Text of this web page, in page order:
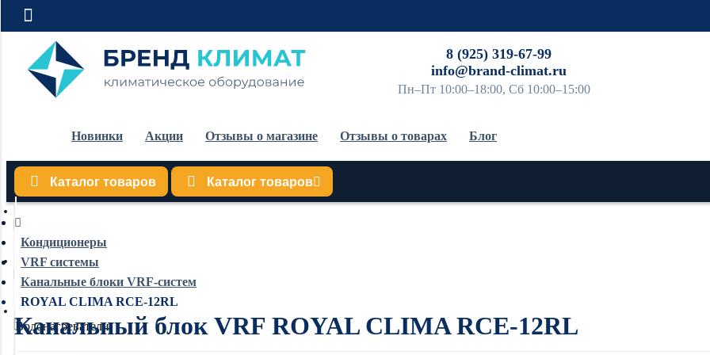
8 (925) 319-67-99
info@brand-climat.ru
Пн–Пт 10:00–18:00, Сб 10:00–15:00
Новинки Акции Отзывы о магазине Отзывы о товарах Блог
Каталог товаров Каталог товаров
Кондиционеры
Обогреватели
Водонагреватели
Кондиционеры
VRF системы
Канальные блоки VRF-систем
ROYAL CLIMA RCE-12RL
Канальный блок VRF ROYAL CLIMA RCE-12RL